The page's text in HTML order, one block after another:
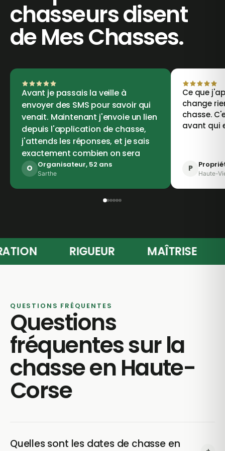
chasseurs disent
de Mes Chasses.
Avant je passais la veille à
envoyer des SMS pour savoir qui
venait. Maintenant j'envoie un lien
depuis l'application de chasse,
j'attends les réponses, et je sais
exactement combien on sera
O Organisateur, 52 ans
Sarthe
Ce que
change
chasse.
avant qui
P
Haute-
RIGUEUR MAÎTRISE
QUESTIONS FRÉQUENTES
Questions
fréquentes sur la
chasse en Haute-
Corse
Quelles sont les dates de chasse en